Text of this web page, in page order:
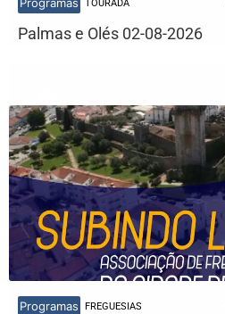
TOURADA
Palmas e Olés 02-08-2026
Programas FREGUESIAS